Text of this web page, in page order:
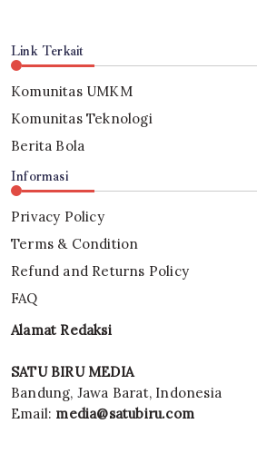
Link Terkait
Komunitas UMKM
Komunitas Teknologi
Berita Bola
Informasi
Privacy Policy
Terms & Condition
Refund and Returns Policy
FAQ
Alamat Redaksi
SATU BIRU MEDIA
Bandung, Jawa Barat, Indonesia
Email: media@satubiru.com